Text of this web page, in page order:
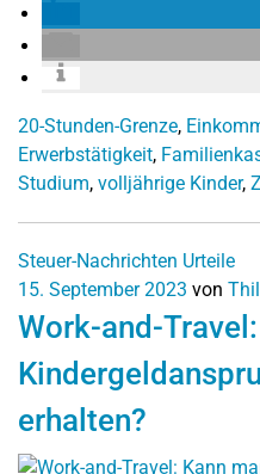
20-Stunden-Grenze,
Erwerbstätigkeit,
Studium, volljährige Kinder,
Steuer-Nachrichten Urteile
15. September 2023 von
Work-and-
erhalten?